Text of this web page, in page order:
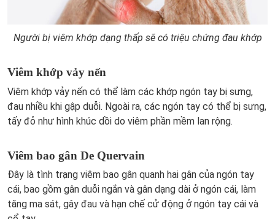
Người bị viêm khớp dạng thấp sẽ có triệu chứng đau khớp
Viêm khớp vảy nến
Viêm khớp vảy nến có thể làm các khớp ngón tay bị sưng,
đau nhiều khi gập duỗi. Ngoài ra, các ngón tay có thể bị sưng,
tấy đỏ như hình khúc dồi do viêm phần mềm lan rộng.
Viêm bao gân De Quervain
Đây là tình trạng viêm bao gân quanh hai gân của ngón tay
cái, bao gồm gân duỗi ngắn và gân dạng dài ở ngón cái, làm
tăng ma sát, gây đau và hạn chế cử động ở ngón tay cái và